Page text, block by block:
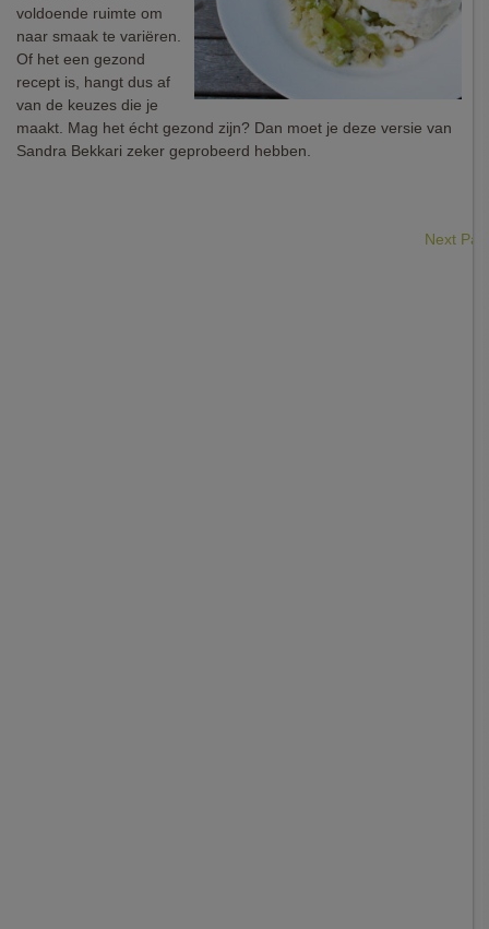
voldoende ruimte om
naar smaak te variëren.
Of het een gezond
recept is, hangt dus af
van de keuzes die je
maakt. Mag het écht gezond zijn? Dan moet je deze versie van
Sandra Bekkari zeker geprobeerd hebben.
Next